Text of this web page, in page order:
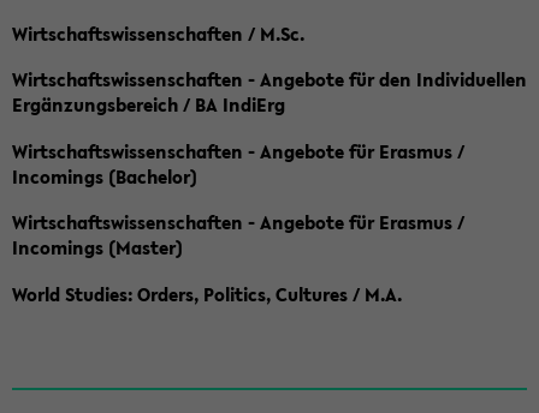
Wirtschaftswissenschaften / M.Sc.
Wirtschaftswissenschaften - Angebote für den Individuellen
Ergänzungsbereich / BA IndiErg
Wirtschaftswissenschaften - Angebote für Erasmus /
Incomings (Bachelor)
Wirtschaftswissenschaften - Angebote für Erasmus /
Incomings (Master)
World Studies: Orders, Politics, Cultures / M.A.